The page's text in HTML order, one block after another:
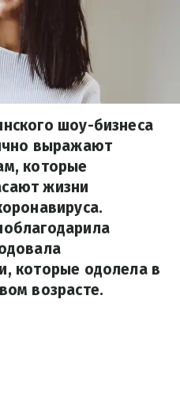
шоу-бизнеса
выражают
которые
жизни
которые одолела в
возрасте.